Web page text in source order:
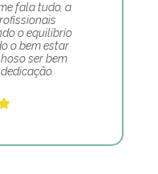
fala tudo, a
o equilíbrio
o bem estar
ser bem